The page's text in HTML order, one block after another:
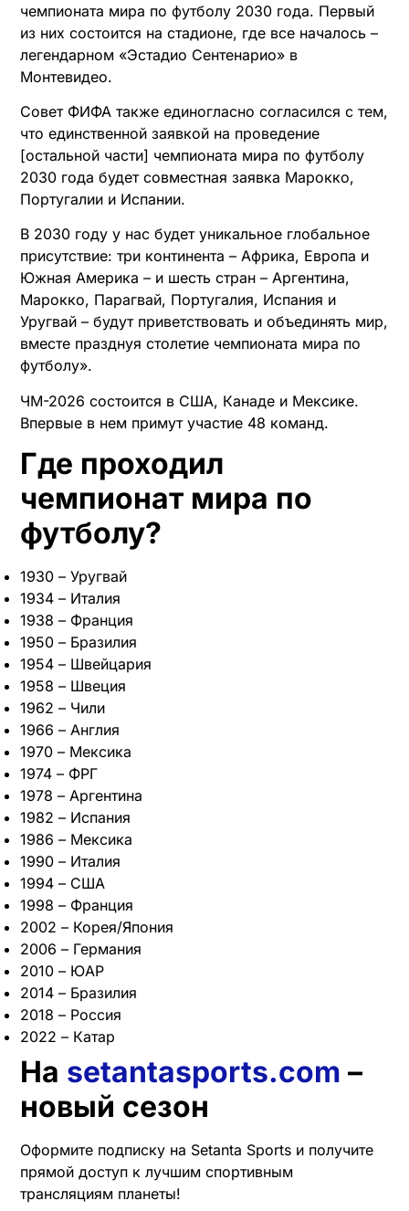
чемпионата мира по футболу 2030 года. Первый
из них состоится на стадионе, где все началось –
легендарном «Эстадио Сентенарио» в
Монтевидео.
Совет ФИФА также единогласно согласился с тем,
что единственной заявкой на проведение
[остальной части] чемпионата мира по футболу
2030 года будет совместная заявка Марокко,
Португалии и Испании.
В 2030 году у нас будет уникальное глобальное
присутствие: три континента – Африка, Европа и
Южная Америка – и шесть стран – Аргентина,
Марокко, Парагвай, Португалия, Испания и
Уругвай – будут приветствовать и объединять мир,
вместе празднуя столетие чемпионата мира по
футболу».
ЧМ-2026 состоится в США, Канаде и Мексике.
Впервые в нем примут участие 48 команд.
Где проходил
чемпионат мира по
футболу?
1930 – Уругвай
1934 – Италия
1938 – Франция
1950 – Бразилия
1954 – Швейцария
1958 – Швеция
1962 – Чили
1966 – Англия
1970 – Мексика
1974 – ФРГ
1978 – Аргентина
1982 – Испания
1986 – Мексика
1990 – Италия
1994 – США
1998 – Франция
2002 – Корея/Япония
2006 – Германия
2010 – ЮАР
2014 – Бразилия
2018 – Россия
2022 – Катар
На setantasports.com –
новый сезон
Оформите подписку на Setanta Sports и получите
прямой доступ к лучшим спортивным
трансляциям планеты!